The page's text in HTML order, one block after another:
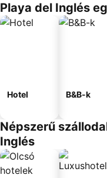
Playa del Inglés
Hotel B&B-k
Népszerű
Inglés